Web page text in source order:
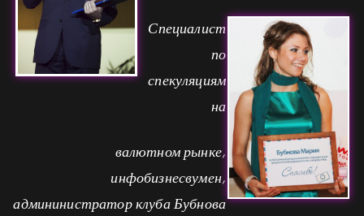
Специалист
по
спекуляциям
на
валютном рынке,
инфобизнесвумен,
админинистратор клуба Бубнова